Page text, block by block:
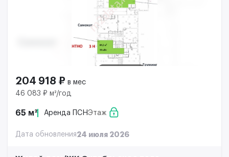
204 918 ₽ в мес
46 083 ₽ м²/год
65 м² Аренда ПСНЭтаж
Дата обновления24 июля 2026